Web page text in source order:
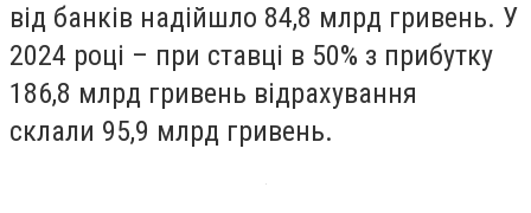
від банків надійшло 84,8 млрд гривень. У
2024 році – при ставці в 50% з прибутку
186,8 млрд гривень відрахування
склали 95,9 млрд гривень.